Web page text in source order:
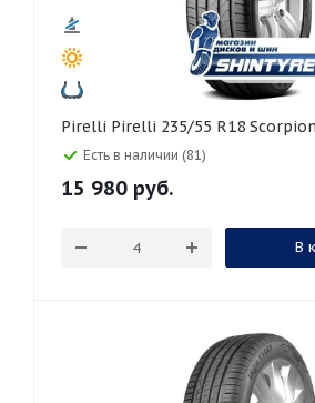
Pirelli Pirelli 235/55 R18
Есть в наличии (81)
15 980 руб.
В